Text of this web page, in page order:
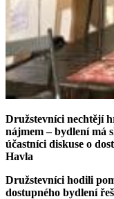
Družstevníci nechtějí
nájmem – bydlení má
účastníci diskuse o
Havla
Družstevníci hodili
dostupného bydlení